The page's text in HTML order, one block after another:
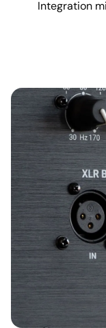
Integration